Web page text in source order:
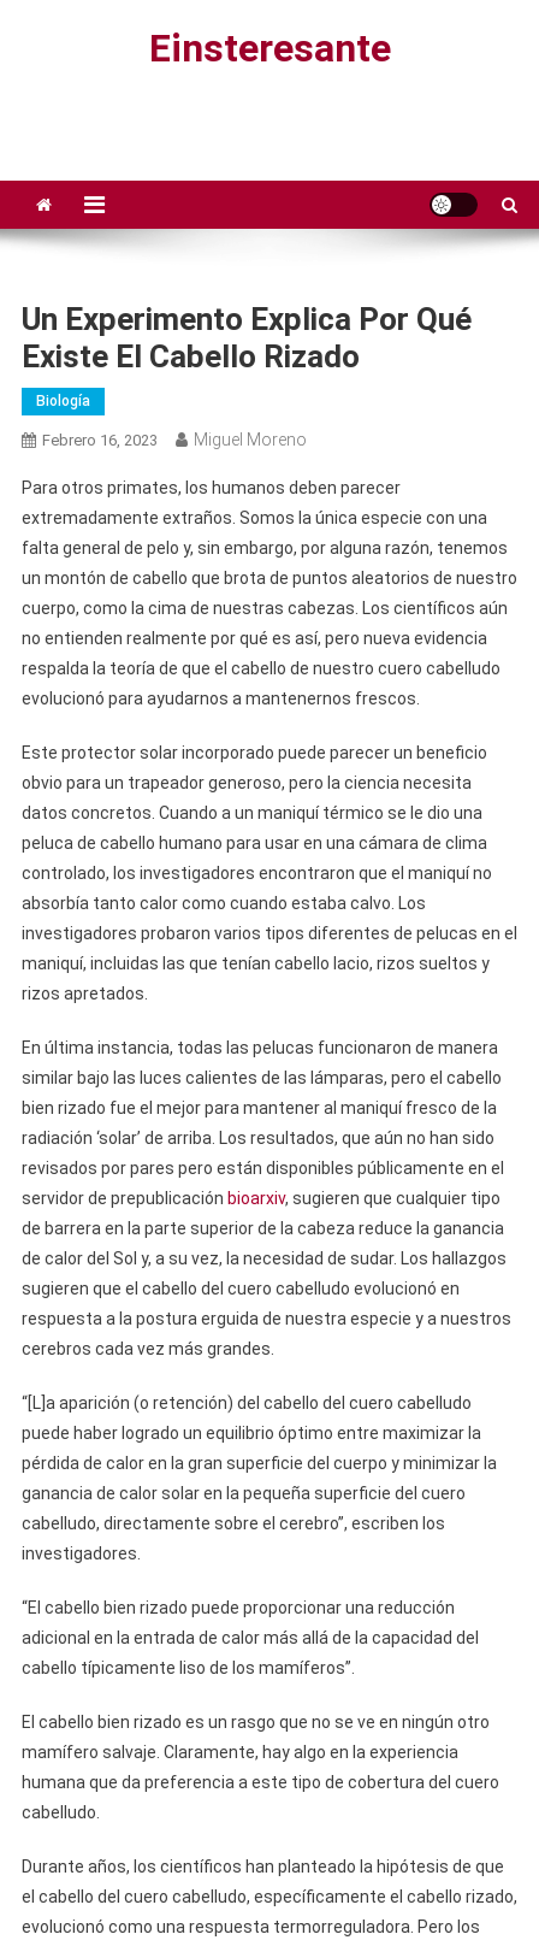
Einsteresante
Un Experimento Explica Por Qué
Existe El Cabello Rizado
Biología
Febrero 16, 2023 Miguel Moreno
Para otros primates, los humanos deben parecer
extremadamente extraños. Somos la única especie con una
falta general de pelo y, sin embargo, por alguna razón, tenemos
un montón de cabello que brota de puntos aleatorios de nuestro
cuerpo, como la cima de nuestras cabezas. Los científicos aún
no entienden realmente por qué es así, pero nueva evidencia
respalda la teoría de que el cabello de nuestro cuero cabelludo
evolucionó para ayudarnos a mantenernos frescos.
Este protector solar incorporado puede parecer un beneficio
obvio para un trapeador generoso, pero la ciencia necesita
datos concretos. Cuando a un maniquí térmico se le dio una
peluca de cabello humano para usar en una cámara de clima
controlado, los investigadores encontraron que el maniquí no
absorbía tanto calor como cuando estaba calvo. Los
investigadores probaron varios tipos diferentes de pelucas en el
maniquí, incluidas las que tenían cabello lacio, rizos sueltos y
rizos apretados.
En última instancia, todas las pelucas funcionaron de manera
similar bajo las luces calientes de las lámparas, pero el cabello
bien rizado fue el mejor para mantener al maniquí fresco de la
radiación ‘solar’ de arriba. Los resultados, que aún no han sido
revisados por pares pero están disponibles públicamente en el
servidor de prepublicación bioarxiv, sugieren que cualquier tipo
de barrera en la parte superior de la cabeza reduce la ganancia
de calor del Sol y, a su vez, la necesidad de sudar. Los hallazgos
sugieren que el cabello del cuero cabelludo evolucionó en
respuesta a la postura erguida de nuestra especie y a nuestros
cerebros cada vez más grandes.
“[L]a aparición (o retención) del cabello del cuero cabelludo
puede haber logrado un equilibrio óptimo entre maximizar la
pérdida de calor en la gran superficie del cuerpo y minimizar la
ganancia de calor solar en la pequeña superficie del cuero
cabelludo, directamente sobre el cerebro”, escriben los
investigadores.
“El cabello bien rizado puede proporcionar una reducción
adicional en la entrada de calor más allá de la capacidad del
cabello típicamente liso de los mamíferos”.
El cabello bien rizado es un rasgo que no se ve en ningún otro
mamífero salvaje. Claramente, hay algo en la experiencia
humana que da preferencia a este tipo de cobertura del cuero
cabelludo.
Durante años, los científicos han planteado la hipótesis de que
el cabello del cuero cabelludo, específicamente el cabello rizado,
evolucionó como una respuesta termorreguladora. Pero los